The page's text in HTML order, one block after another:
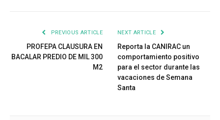
PREVIOUS ARTICLE
PROFEPA CLAUSURA EN
BACALAR PREDIO DE MIL 300
M2
NEXT ARTICLE
Reporta la CANIRAC un
comportamiento positivo
para el sector durante las
vacaciones de Semana
Santa